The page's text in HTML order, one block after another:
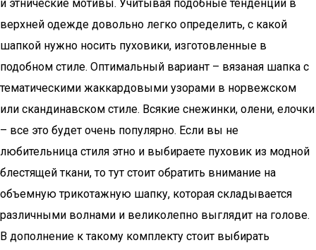
и этнические мотивы. Учитывая подобные тенденции в
верхней одежде довольно легко определить, с какой
шапкой нужно носить пуховики, изготовленные в
подобном стиле. Оптимальный вариант – вязаная шапка с
тематическими жаккардовыми узорами в норвежском
или скандинавском стиле. Всякие снежинки, олени, елочки
– все это будет очень популярно. Если вы не
любительница стиля этно и выбираете пуховик из модной
блестящей ткани, то тут стоит обратить внимание на
объемную трикотажную шапку, которая складывается
различными волнами и великолепно выглядит на голове.
В дополнение к такому комплекту стоит выбирать